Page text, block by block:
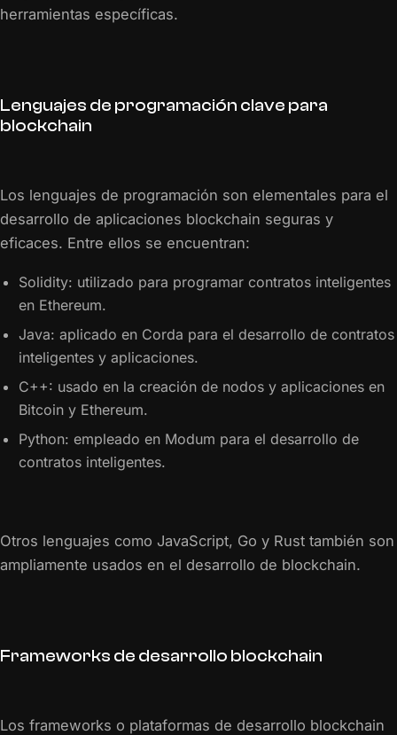
herramientas específicas.
Lenguajes de programación clave para
blockchain
Los lenguajes de programación son elementales para el
desarrollo de aplicaciones blockchain seguras y
eficaces. Entre ellos se encuentran:
Solidity: utilizado para programar contratos inteligentes
en Ethereum.
Java: aplicado en Corda para el desarrollo de contratos
inteligentes y aplicaciones.
C++: usado en la creación de nodos y aplicaciones en
Bitcoin y Ethereum.
Python: empleado en Modum para el desarrollo de
contratos inteligentes.
Otros lenguajes como JavaScript, Go y Rust también son
ampliamente usados en el desarrollo de blockchain.
Frameworks de desarrollo blockchain
Los frameworks o plataformas de desarrollo blockchain